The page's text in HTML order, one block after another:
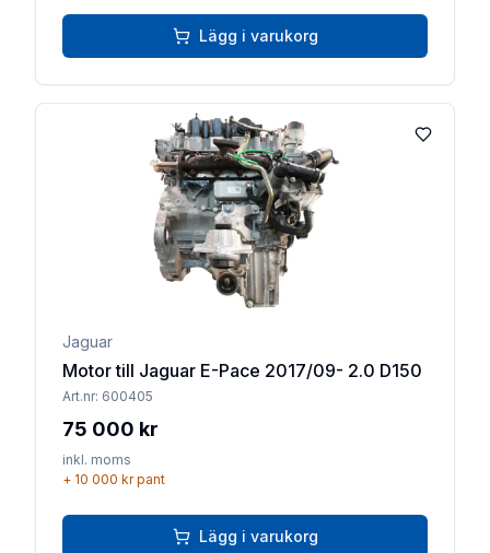
Lägg i varukorg
Lägg till
Jaguar
Motor till Jaguar E-Pace 2017/09- 2.0 D150
Art.nr: 600405
75 000 kr
inkl. moms
+ 10 000 krpant
Lägg i varukorg